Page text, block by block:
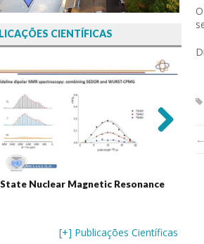
CIENTÍFICAS
Nuclear Magnetic Resonance
[+] Publicações Científicas